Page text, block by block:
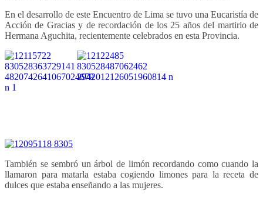
En el desarrollo de este Encuentro de Lima se tuvo una Eucaristía de
Acción de Gracias y de recordación de los 25 años del martirio de
Hermana Aguchita, recientemente celebrados en esta Provincia.
También se sembró un árbol de limón recordando como cuando la
llamaron para matarla estaba cogiendo limones para la receta de
dulces que estaba enseñando a las mujeres.